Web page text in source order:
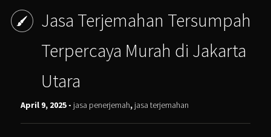
Jasa Terjemahan Tersumpah
Terpercaya Murah di Jakarta
Utara
April 9, 2025 - jasa penerjemah, jasa terjemahan